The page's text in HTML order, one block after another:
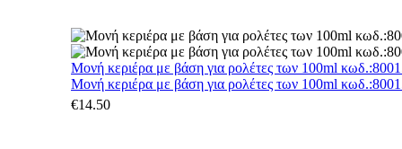
Μονή κεριέρα με βάση για ρολέτες των 100ml
Μονή κεριέρα με βάση για ρολέτες των 100ml
€14.50